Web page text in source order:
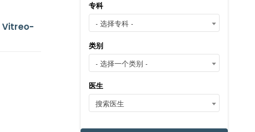
专科
- 选择专科 -
类别
- 选择一个类别 -
医生
搜索医生